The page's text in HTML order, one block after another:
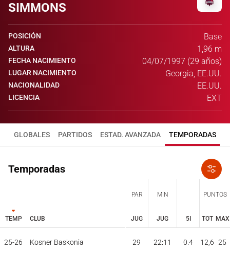
SIMMONS
POSICIÓN Base
ALTURA 1,96 m
FECHA NACIMIENTO 04/07/1997 (29 años)
LUGAR NACIMIENTO Georgia, EE.UU.
NACIONALIDAD EE.UU.
LICENCIA EXT
GLOBALES PARTIDOS ESTAD. AVANZADA TEMPORADAS
Temporadas
TEMP CLUB
PAR MIN
5I
PUNTOS
JUG JUG TOT MAX
PAR MIN PUNTOS
25-26 Kosner Baskonia 29 22:11 0.4 12,6 25